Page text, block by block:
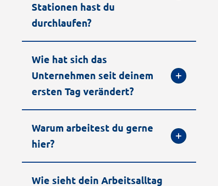
Stationen hast du
durchlaufen?
Wie hat sich das
Unternehmen seit deinem
ersten Tag verändert?
Warum arbeitest du gerne
hier?
Wie sieht dein Arbeitsalltag